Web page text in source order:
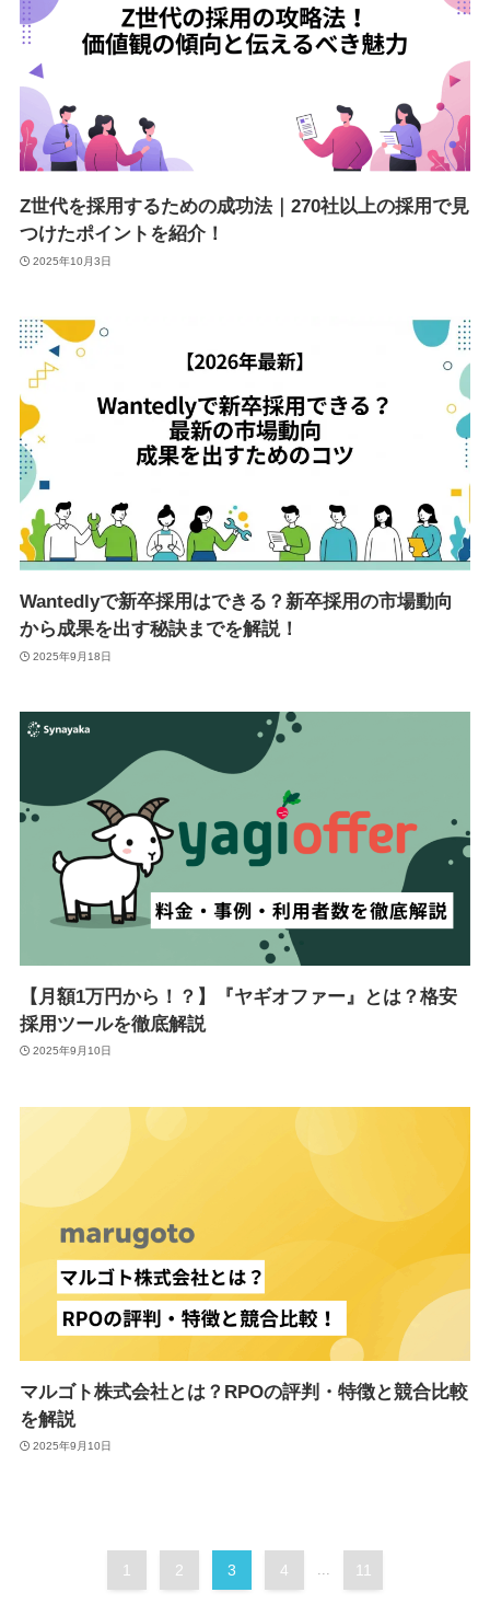
Z世代を採用するための成功法｜270社以上の採用で見
つけたポイントを紹介！
2025年10月3日
Wantedlyで新卒採用はできる？新卒採用の市場動向
から成果を出す秘訣までを解説！
2025年9月18日
【月額1万円から！？】『ヤギオファー』とは？格安
採用ツールを徹底解説
2025年9月10日
マルゴト株式会社とは？RPOの評判・特徴と競合比較
を解説
2025年9月10日
1 2 3 4 ... 11